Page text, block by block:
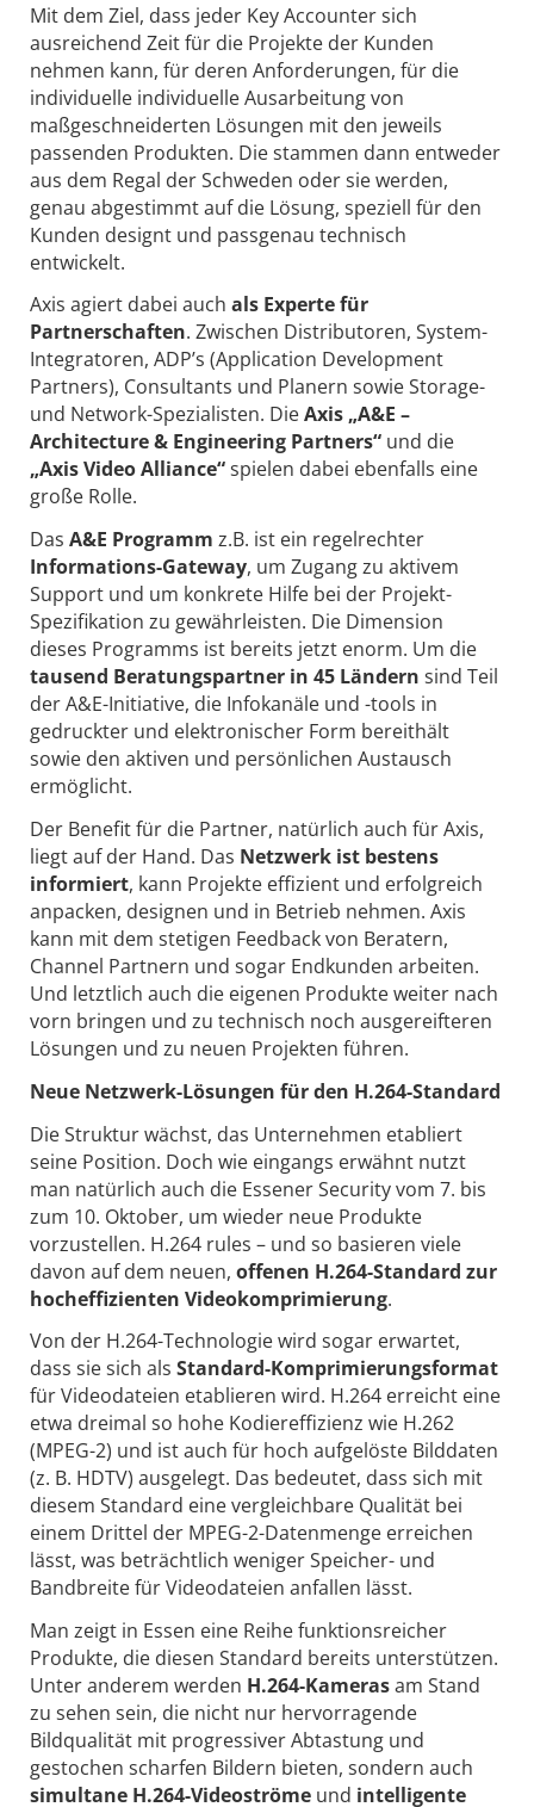
Mit dem Ziel, dass jeder Key Accounter sich
ausreichend Zeit für die Projekte der Kunden
nehmen kann, für deren Anforderungen, für die
individuelle individuelle Ausarbeitung von
maßgeschneiderten Lösungen mit den jeweils
passenden Produkten. Die stammen dann entweder
aus dem Regal der Schweden oder sie werden,
genau abgestimmt auf die Lösung, speziell für den
Kunden designt und passgenau technisch
entwickelt.
Axis agiert dabei auch als Experte für
Partnerschaften. Zwischen Distributoren, System-
Integratoren, ADP’s (Application Development
Partners), Consultants und Planern sowie Storage-
und Network-Spezialisten. DieAxis „A&E –
Architecture & Engineering Partners“ und die
„Axis Video Alliance“spielen dabei ebenfalls eine
große Rolle.
Das A&E Programm z.B. ist ein regelrechter
Informations-Gateway, um Zugang zu aktivem
Support und um konkrete Hilfe bei der Projekt-
Spezifikation zu gewährleisten. Die Dimension
dieses Programms ist bereits jetzt enorm. Um die
tausend Beratungspartner in 45 Ländern sind Teil
der A&E-Initiative, die Infokanäle und -tools in
gedruckter und elektronischer Form bereithält
sowie den aktiven und persönlichen Austausch
ermöglicht.
Der Benefit für die Partner, natürlich auch für Axis,
liegt auf der Hand. Das Netzwerk ist bestens
informiert, kann Projekte effizient und erfolgreich
anpacken, designen und in Betrieb nehmen. Axis
kann mit dem stetigen Feedback von Beratern,
Channel Partnern und sogar Endkunden arbeiten.
Und letztlich auch die eigenen Produkte weiter nach
vorn bringen und zu technisch noch ausgereifteren
Lösungen und zu neuen Projekten führen.
Neue Netzwerk-Lösungen für den H.264-Standard
Die Struktur wächst, das Unternehmen etabliert
seine Position. Doch wie eingangs erwähnt nutzt
man natürlich auch die Essener Security vom 7. bis
zum 10. Oktober, um wieder neue Produkte
vorzustellen. H.264 rules – und so basieren viele
davon auf dem neuen, offenen H.264-Standard zur
hocheffizienten Videokomprimierung.
Von der H.264-Technologie wird sogar erwartet,
dass sie sich als Standard-Komprimierungsformat
für Videodateien etablieren wird. H.264 erreicht eine
etwa dreimal so hohe Kodiereffizienz wie H.262
(MPEG-2) und ist auch für hoch aufgelöste Bilddaten
(z. B. HDTV) ausgelegt. Das bedeutet, dass sich mit
diesem Standard eine vergleichbare Qualität bei
einem Drittel der MPEG-2-Datenmenge erreichen
lässt, was beträchtlich weniger Speicher- und
Bandbreite für Videodateien anfallen lässt.
Man zeigt in Essen eine Reihe funktionsreicher
Produkte, die diesen Standard bereits unterstützen.
Unter anderem werden H.264-Kamerasam Stand
zu sehen sein, die nicht nur hervorragende
Bildqualität mit progressiver Abtastung und
gestochen scharfen Bildern bieten, sondern auch
simultane H.264-Videoströme und intelligente